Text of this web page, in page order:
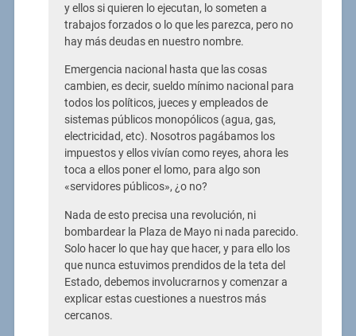
y ellos si quieren lo ejecutan, lo someten a
trabajos forzados o lo que les parezca, pero no
hay más deudas en nuestro nombre.
Emergencia nacional hasta que las cosas
cambien, es decir, sueldo mínimo nacional para
todos los políticos, jueces y empleados de
sistemas públicos monopólicos (agua, gas,
electricidad, etc). Nosotros pagábamos los
impuestos y ellos vivían como reyes, ahora les
toca a ellos poner el lomo, para algo son
«servidores públicos», ¿o no?
Nada de esto precisa una revolución, ni
bombardear la Plaza de Mayo ni nada parecido.
Solo hacer lo que hay que hacer, y para ello los
que nunca estuvimos prendidos de la teta del
Estado, debemos involucrarnos y comenzar a
explicar estas cuestiones a nuestros más
cercanos.